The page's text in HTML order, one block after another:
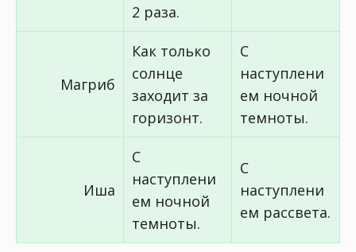
2 раза.
Магриб
Как только
солнце
заходит за
горизонт.
С
наступлени
ем ночной
темноты.
Иша
С
наступлени
ем ночной
темноты.
С
наступлени
ем рассвета.